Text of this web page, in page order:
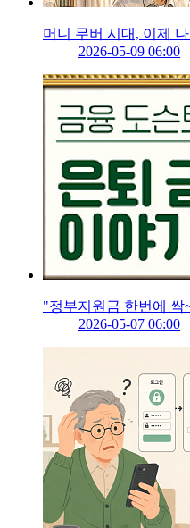
머니 무버 시대, 이제
2026-05-09 06:00
"정부지원금 한번에 싹
2026-05-07 06:00